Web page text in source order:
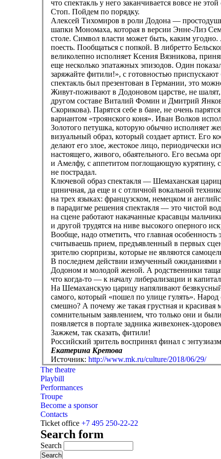
что спектакль у него заканчивается вовсе не
Стоп. Пойдем по порядку.
Алексей Тихомиров в роли Додона —
шапки Мономаха, которая в версии Энне-Лиз
столе. Символ власти может быть, каким
поесть. Пообщаться с попкой. В либретто
великолепно исполняет Ксения Вязникова,
еще несколько эпатажных эпизодов. Один
заряжайте фитили!», с готовностью
спектакль был презентован в Германии, это
Живут-поживают в Додоновом царстве, не
другом составе Виталий Фомин и Дмитрий
Скорикова). Парятся себе в бане, не очень
вариантом «троянского коня». Иван Волков
Золотого петушка, которую обычно исполняет
визуальный образ, который создает артист.
делают его злое, жестокое лицо, периодически
настоящего, живого, обаятельного. Его весьма
и Амелфу, с аппетитом поглощающую курятину,
не пострадал.
Ключевой образ спектакля — Шемаханская
циничная, да еще и с отличной вокальной
на трех языках: французском, немецком и
в парадигме решения спектакля — это чистой
на сцене работают накачанные красавцы
и другой трудятся на ниве высокого оперного
Вообще, надо отметить, что главная
считываешь прием, предъявленный в первых
зрителю сюрпризы, которые не являются
В последнем действии измученный ожиданиями
Додоном и молодой женой. А родственники
что когда-то — к началу либерализации и
На Шемаханскую царицу напяливают
самого, который «пошел по улице гулять».
смешно? А почему же такая грустная и
сомнительным заявлением, что только они и
появляется в портале задника живехонек-
Зажжем, так сказать, фитили!
Российский зритель воспринял финал с
Екатерина Кретова
Источник: http://www.mk.ru/culture/2018/06/29/
The theatre
Playbill
Performances
Troupe
Become a sponsor
Contacts
Ticket office +7 495 250-22-22
Search form
Search